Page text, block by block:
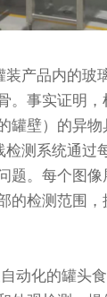
装产品内的玻
。事实证明
罐壁）的异
测系统通过
题。每个图
的检测范围
动化的罐头